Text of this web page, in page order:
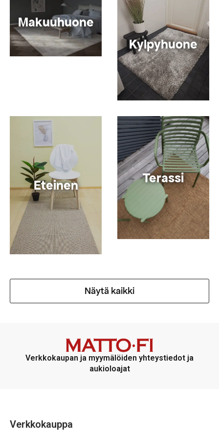
Makuuhuone
Kylpyhuone
Eteinen Terassi
Näytä kaikki
Verkkokaupan ja myymälöiden yhteystiedot ja
aukioloajat
Verkkokauppa